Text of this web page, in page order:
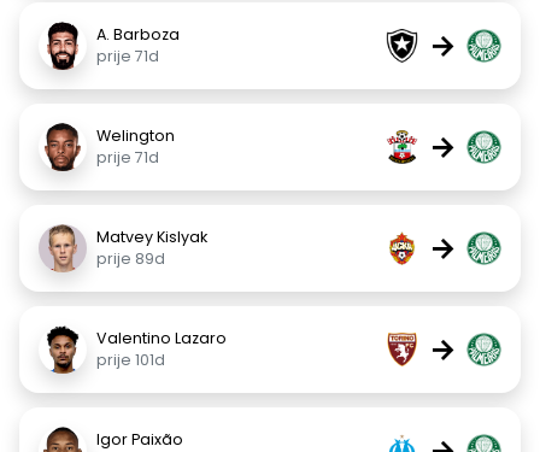
A. Barboza
prije 71d
→
Welington
prije 71d
→
Matvey Kislyak
prije 89d
→
Valentino Lazaro
prije 101d
→
Igor Paixão